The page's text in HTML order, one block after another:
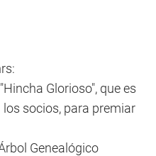
Glorioso", que es
socios, para premiar
Genealógico